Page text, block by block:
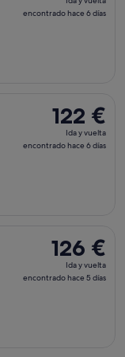
y
encontrado hace 6 días
122 €
Ida
y
122 €
Ida y vuelta
encontrado hace 6 días
126 €
Ida
y
126 €
Ida y vuelta
encontrado hace 5 días